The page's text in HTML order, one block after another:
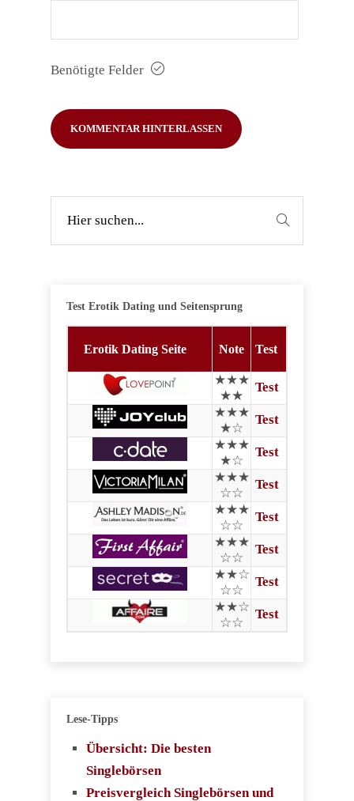
Benötigte Felder
Test Erotik Dating und Seitensprung
Erotik Dating Seite Note Test
★★★
★★
Test
★★★
★☆
Test
★★★
★☆
Test
★★★
☆☆
Test
★★★
☆☆
Test
★★★
☆☆
Test
★★☆
☆☆
Test
★★☆
☆☆
Test
Lese-Tipps
Übersicht: Die besten
Singlebörsen
Preisvergleich Singlebörsen und